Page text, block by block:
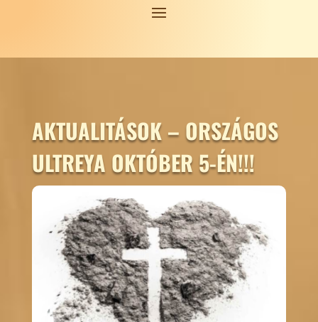
AKTUALITÁSOK – ORSZÁGOS
ULTREYA OKTÓBER 5-ÉN!!!